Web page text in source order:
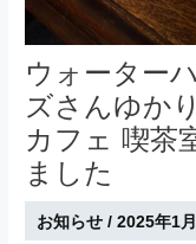
ウォーター
ズさんゆか
カフェ 喫茶
ました
お知らせ/ 2025年1